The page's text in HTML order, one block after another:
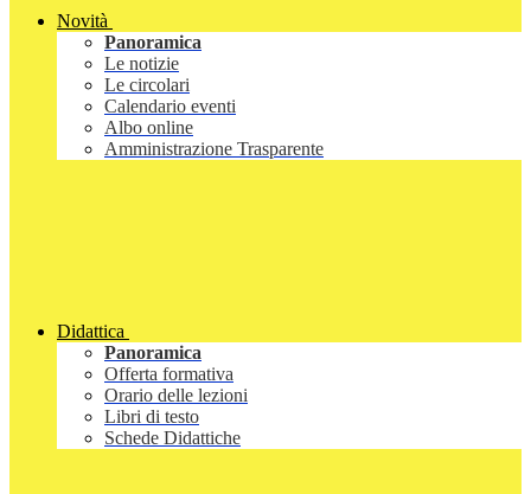
Novità
Panoramica
Le notizie
Le circolari
Calendario eventi
Albo online
Amministrazione Trasparente
Didattica
Panoramica
Offerta formativa
Orario delle lezioni
Libri di testo
Schede Didattiche